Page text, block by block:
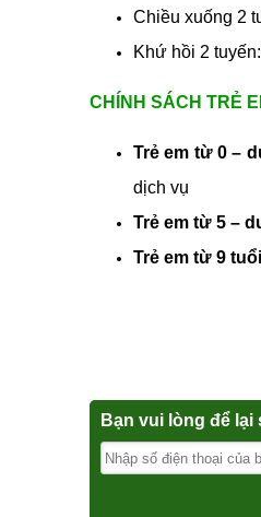
Chiều xuống 2
Khứ hồi 2
CHÍNH SÁCH TRẺ
Trẻ em từ 0 –
dịch vụ
Trẻ em từ 5 –
Trẻ em từ 9
Bạn vui lòng để